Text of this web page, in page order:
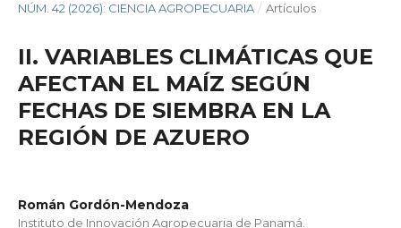
NÚM. 42 (2026): CIENCIA AGROPECUARIA / Artículos
II. VARIABLES CLIMÁTICAS QUE
AFECTAN EL MAÍZ SEGÚN
FECHAS DE SIEMBRA EN LA
REGIÓN DE AZUERO
Román Gordón-Mendoza
Instituto de Innovación Agropecuaria de Panamá.